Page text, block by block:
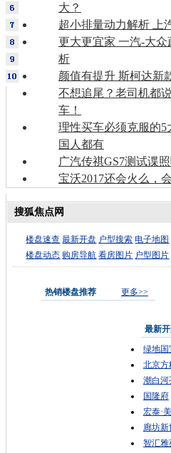
大？
超小排量动力解析 上
更大更宜家 一汽-大
析
颜值有提升 斯柯达新
不想追尾？老司机都
车！
理性买车必须克服的5
国人都有
广汽传祺GS7测试谍
宝沃2017还会火么，
搜狐焦点网
楼盘速查 最新开盘 户型搜索 电子地图
楼盘动态 购房导航 看房图片 户型图片
热销楼盘推荐 更多>>
最新
绿地国
北京方
潮白河
国隆府
宏泰·
廊坊新
智汇雅